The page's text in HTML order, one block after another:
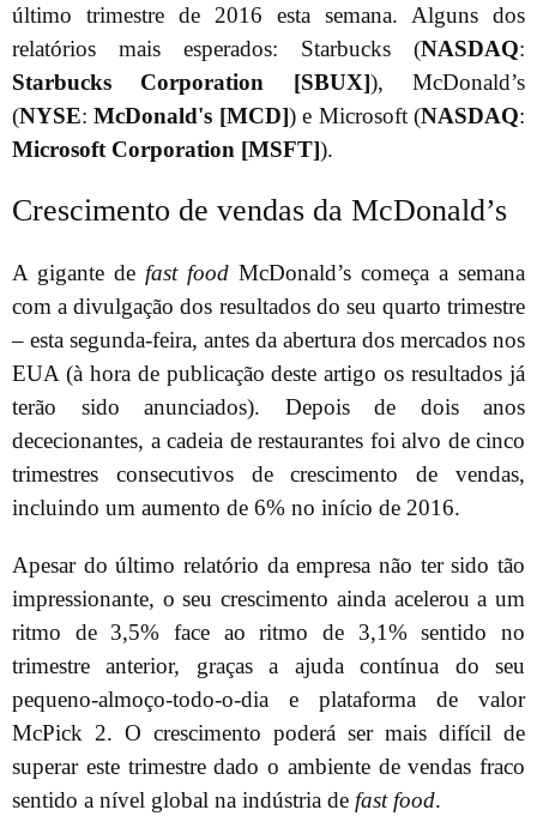
último trimestre de 2016 esta semana. Alguns dos
relatórios mais esperados: Starbucks (NASDAQ:
Starbucks Corporation [SBUX]), McDonald’s
(NYSE:McDonald's [MCD]) e Microsoft (NASDAQ:
Microsoft Corporation [MSFT]).
Crescimento de vendas da McDonald’s
A gigante de fast food McDonald’s começa a semana
com a divulgação dos resultados do seu quarto trimestre
– esta segunda-feira, antes da abertura dos mercados nos
EUA (à hora de publicação deste artigo os resultados já
terão sido anunciados). Depois de dois anos
dececionantes, a cadeia de restaurantes foi alvo de cinco
trimestres consecutivos de crescimento de vendas,
incluindo um aumento de 6% no início de 2016.
Apesar do último relatório da empresa não ter sido tão
impressionante, o seu crescimento ainda acelerou a um
ritmo de 3,5% face ao ritmo de 3,1% sentido no
trimestre anterior, graças a ajuda contínua do seu
pequeno-almoço-todo-o-dia e plataforma de valor
McPick 2. O crescimento poderá ser mais difícil de
superar este trimestre dado o ambiente de vendas fraco
sentido a nível global na indústria de fast food.